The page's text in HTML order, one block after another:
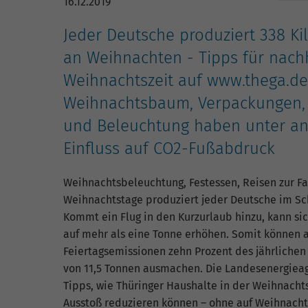
Jeder Deutsche produziert 338
an Weihnachten - Tipps für
Weihnachtszeit auf
Weihnachtsbaum,
und Beleuchtung haben unter
Einfluss auf CO2-Fußabdruck
Weihnachtsbeleuchtung, Festessen, Reisen zur
Weihnachtstage produziert jeder Deutsche im
Kommt ein Flug in den Kurzurlaub hinzu, kann
auf mehr als eine Tonne erhöhen. Somit können
Feiertagsemissionen zehn Prozent des jährlichen
von 11,5 Tonnen ausmachen. Die
Tipps, wie Thüringer Haushalte in der
Ausstoß reduzieren können – ohne auf